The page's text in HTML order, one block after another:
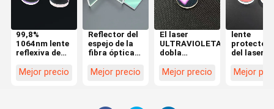
99,8%
1064nm lente
reflexiva de
elMejor precio
Reflector del
espejo de la
fibra óptica
que enfoca el
Mejor precio
El laser
ULTRAVIOLETA
dobla
de la lente
Mejor precio
lente
protectora
del laser
30m m en
Mejor